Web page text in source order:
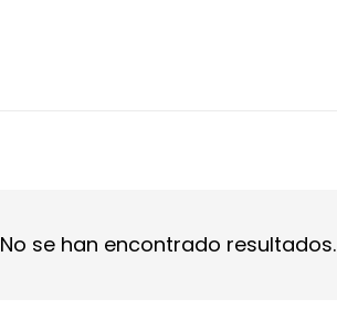
No se han encontrado resultados.